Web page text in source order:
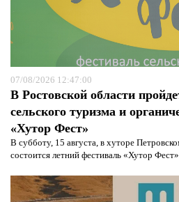
07/08/2026 12:47:00
В Ростовской области
сельского туризма и
«Хутор Фест»
В субботу, 15 августа, в хуторе
состоится летний фестиваль «Хутор